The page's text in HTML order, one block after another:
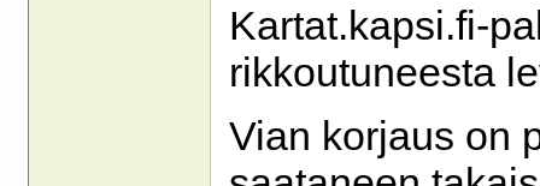
Kartat.kapsi.fi-
rikkoutuneesta
Vian korjaus on